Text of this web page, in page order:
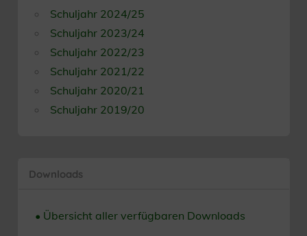
Schuljahr 2024/25
Schuljahr 2023/24
Schuljahr 2022/23
Schuljahr 2021/22
Schuljahr 2020/21
Schuljahr 2019/20
Downloads
• Übersicht aller verfügbaren Downloads